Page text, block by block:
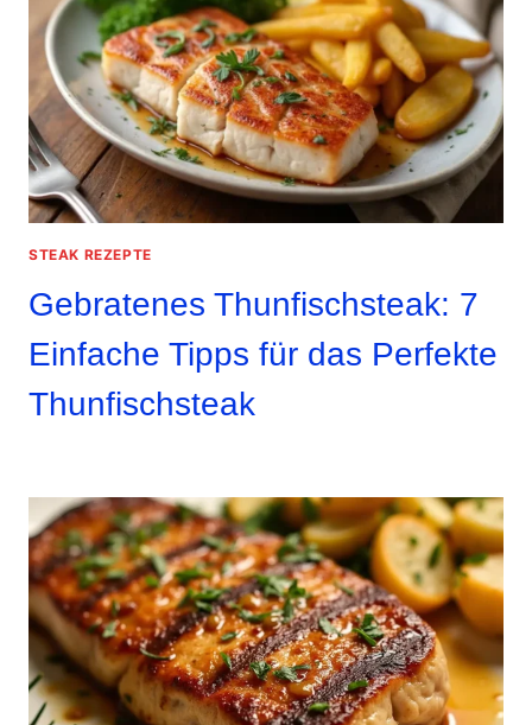
STEAK REZEPTE
Gebratenes Thunfischsteak: 7
Einfache Tipps für das Perfekte
Thunfischsteak